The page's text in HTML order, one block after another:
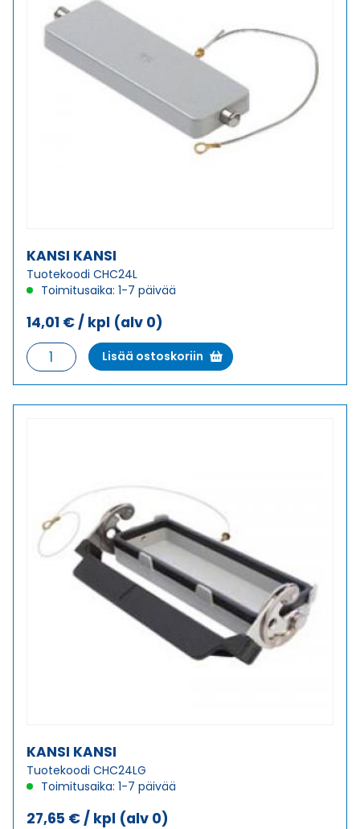
KANSI KANSI
Tuotekoodi CHC24L
Toimitusaika: 1-7 päivää
14,01 € / kpl (alv 0)
KANSI
KANSI
määrä
Lisää ostoskoriin
KANSI KANSI
Tuotekoodi CHC24LG
Toimitusaika: 1-7 päivää
27,65 € / kpl (alv 0)